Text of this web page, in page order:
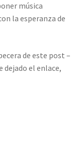
música
la esperanza de
de este post –
dejado el enlace,